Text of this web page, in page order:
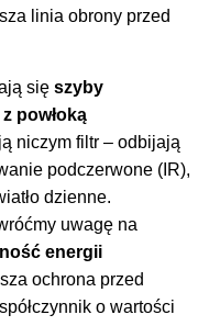
linia obrony przed
się szyby
powłoką
niczym filtr – odbijają
podczerwone (IR),
dzienne.
uwagę na
energii
ochrona przed
o wartości